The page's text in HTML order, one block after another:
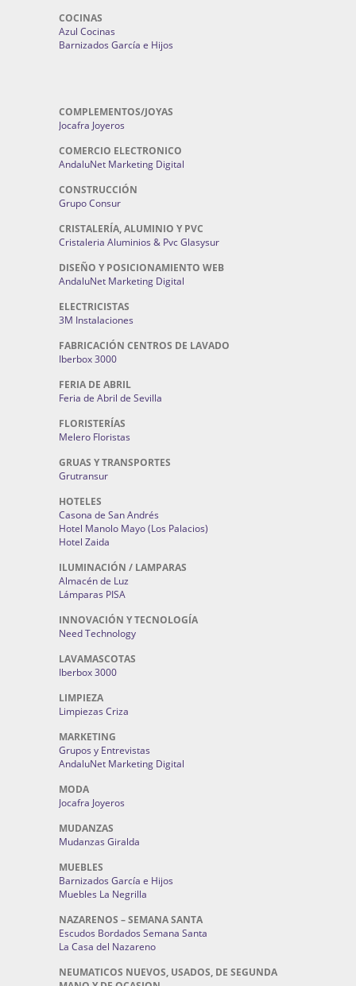
COCINAS
Azul Cocinas
Barnizados García e Hijos
COMPLEMENTOS/JOYAS
Jocafra Joyeros
COMERCIO ELECTRONICO
AndaluNet Marketing Digital
CONSTRUCCIÓN
Grupo Consur
CRISTALERÍA, ALUMINIO Y PVC
Cristaleria Aluminios & Pvc Glasysur
DISEÑO Y POSICIONAMIENTO WEB
AndaluNet Marketing Digital
ELECTRICISTAS
3M Instalaciones
FABRICACIÓN CENTROS DE LAVADO
Iberbox 3000
FERIA DE ABRIL
Feria de Abril de Sevilla
FLORISTERÍAS
Melero Floristas
GRUAS Y TRANSPORTES
Grutransur
HOTELES
Casona de San Andrés
Hotel Manolo Mayo (Los Palacios)
Hotel Zaida
ILUMINACIÓN / LAMPARAS
Almacén de Luz
Lámparas PISA
INNOVACIÓN Y TECNOLOGÍA
Need Technology
LAVAMASCOTAS
Iberbox 3000
LIMPIEZA
Limpiezas Criza
MARKETING
Grupos y Entrevistas
AndaluNet Marketing Digital
MODA
Jocafra Joyeros
MUDANZAS
Mudanzas Giralda
MUEBLES
Barnizados García e Hijos
Muebles La Negrilla
NAZARENOS – SEMANA SANTA
Escudos Bordados Semana Santa
La Casa del Nazareno
NEUMATICOS NUEVOS, USADOS, DE SEGUNDA